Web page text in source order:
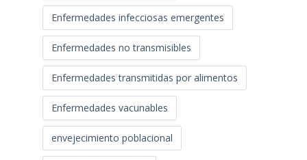
Enfermedades infecciosas emergentes
Enfermedades no transmisibles
Enfermedades transmitidas por alimentos
Enfermedades vacunables
envejecimiento poblacional